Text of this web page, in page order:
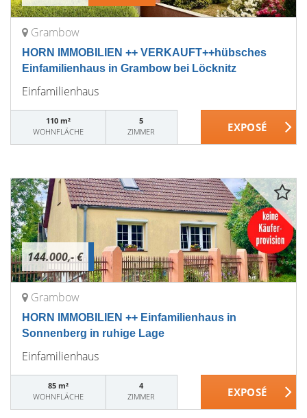
Grambow
HORN IMMOBILIEN ++ VERKAUFT++hübsches
Einfamilienhaus in Grambow bei Löcknitz
Einfamilienhaus
110 m²
WOHNFLÄCHE
5
ZIMMER
144.000,- €
Grambow
HORN IMMOBILIEN ++ Einfamilienhaus in
Sonnenberg in ruhige Lage
Einfamilienhaus
85 m²
WOHNFLÄCHE
4
ZIMMER